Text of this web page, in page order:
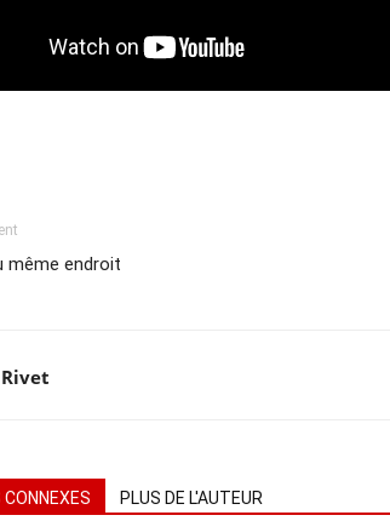
même endroit
PLUS DE L'AUTEUR